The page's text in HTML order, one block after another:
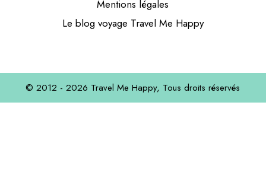
Mentions légales
Le blog voyage Travel Me Happy
© 2012 - 2026 Travel Me Happy, Tous droits réservés